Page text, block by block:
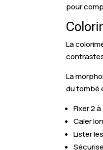
pour
La
La
du tombé
Fixer 2
Caler
Lister